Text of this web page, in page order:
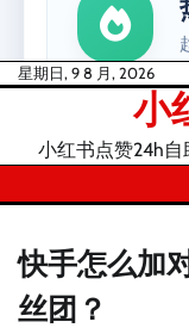
Skip星期日, 9 8 月, 2026
小
小红书点赞24h
快手怎么加
丝团？